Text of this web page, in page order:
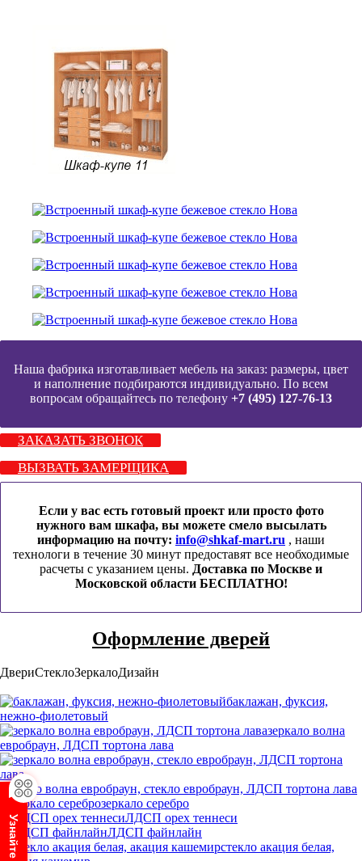
Наша фабрика изготавливает мебель на заказ: размеры, цвет
и наполнение подбираются индивидуально. По всем
вопросам обращайтесь по телефону +7 (495) 127-76-13
ЗАКАЗАТЬ ЗВОНОК
ВЫЗВАТЬ ЗАМЕРЩИКА
Если у вас есть готовый проект или просто фото
нужного вам шкафа, вы можете смело высылать
информацию на почту: info@shkaf-mart.ru , наши
технологи в течение 30 минут предоставят все необходимые
расчеты с указанием цены. Доставка по Москве и
Московской области БЕСПЛАТНО!
Оформление дверей
ДвериСтеклоЗеркалоДизайн
баклажан, фуксия,
нежно-фиолетовый
зеркало волна
евробраун, ЛДСП тортона лава
зеркало волна евробраун, стекло евробраун, ЛДСП тортона лава
зеркало серебро
ЛДСП орех теннеси
ЛДСП файнлайн
стекло акация белая,